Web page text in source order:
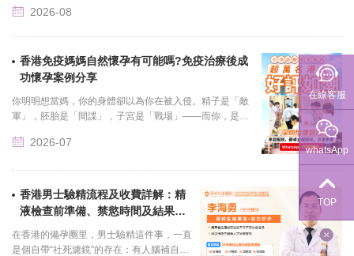
了，體重秤上的數字又在挑釁你了。去醫院
2026-08
香港免疫媽媽自然懷孕有可能嗎?免疫治療後成
功懷孕案例分享
你明明想當媽，你的身體卻以為你在被入侵。精子是「敵
軍」，胚胎是「間諜」，子宮是「戰場」——而你，是那
是免......2026-07
香港男士驗精流程及收費詳解：精
液檢查前準備、禁慾時間及結果分
析
在香港的備孕圈里，男士驗精這件事，一直
是個自帶“社死濾鏡”的存在：有人腦補自己
在線客服
whatsApp
TOP